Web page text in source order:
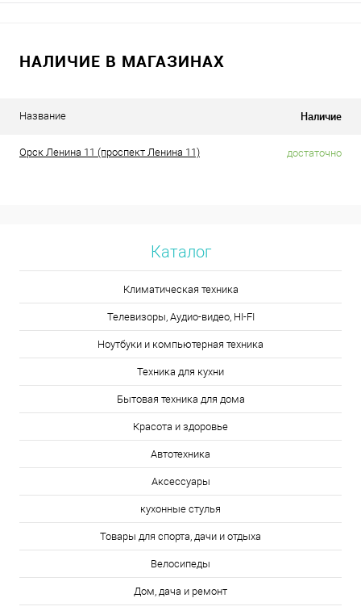
НАЛИЧИЕ В МАГАЗИНАХ
Название Наличие
Орск Ленина 11 (проспект Ленина 11) достаточно
Каталог
Климатическая техника
Телевизоры, Аудио-видео, HI-FI
Ноутбуки и компьютерная техника
Техника для кухни
Бытовая техника для дома
Красота и здоровье
Автотехника
Аксессуары
кухонные стулья
Товары для спорта, дачи и отдыха
Велосипеды
Дом, дача и ремонт